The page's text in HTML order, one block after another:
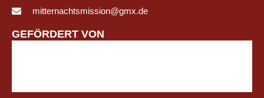
mitternachtsmission@gmx.de
GEFÖRDERT VON